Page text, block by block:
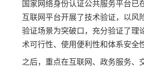
国家网络身份认证公共服务平台已
互联网平台开展了技术验证，以风
验证场景为突破口，充分验证了理
术可行性、使用便利性和体系安全
之后，重点在互联网、政务服务、